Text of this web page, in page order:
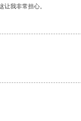
我非常担心。